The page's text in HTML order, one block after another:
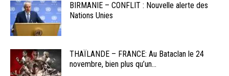
BIRMANIE – CONFLIT : Nouvelle alerte des
Nations Unies
THAÏLANDE – FRANCE: Au Bataclan le 24
novembre, bien plus qu’un...